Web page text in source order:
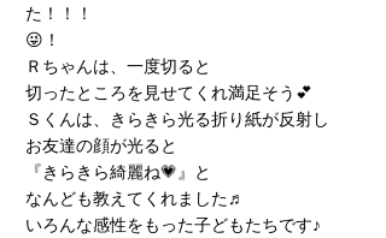
た！！！
😜！
Ｒちゃんは、一度切ると
切ったところを見せてくれ満足そう💕
Ｓくんは、きらきら光る折り紙が反射し
お友達の顔が光ると
『きらきら綺麗ね💗』と
なんども教えてくれました♬
いろんな感性をもった子どもたちです♪